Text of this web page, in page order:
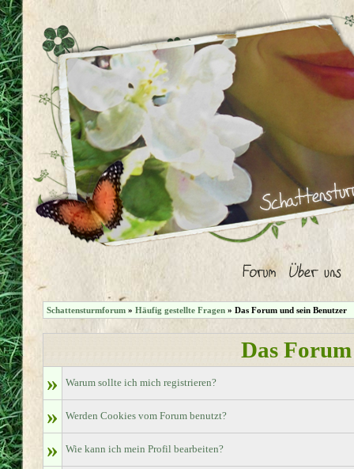
Schattensturmforum» Häufig gestellte Fragen» Das Forum und sein Benutzer
Das
»
Warum sollte ich mich registrieren?
» Werden Cookies vom Forum benutzt?
» Wie kann ich mein Profil bearbeiten?